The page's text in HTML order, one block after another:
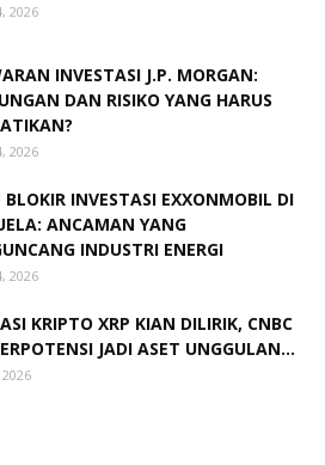
2026
INVESTASI J.P. MORGAN:
DAN RISIKO YANG HARUS
2026
BLOKIR INVESTASI EXXONMOBIL DI
ANCAMAN YANG
INDUSTRI ENERGI
2026
KRIPTO XRP KIAN DILIRIK, CNBC
JADI ASET UNGGULAN...